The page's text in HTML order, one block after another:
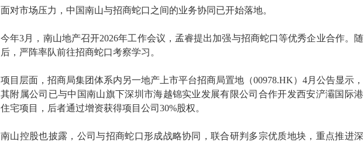
面对市场压力，中国南山与招商蛇口之间的业务协同已开始落地。
今年3月，南山地产召开2026年工作会议，孟睿提出加强与招商蛇口等优秀企业合作。随
后，严阵率队前往招商蛇口考察学习。
项目层面，招商局集团体系内另一地产上市平台招商局置地（00978.HK）4月公告显示，
其附属公司已与中国南山旗下深圳市海越锦实业发展有限公司合作开发西安浐灞国际港
住宅项目，后者通过增资获得项目公司30%股权。
南山控股也披露，公司与招商蛇口形成战略协同，联合研判多宗优质地块，重点推进深